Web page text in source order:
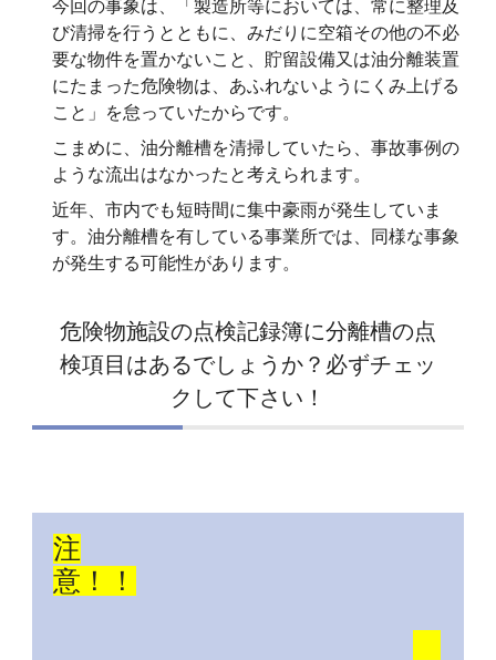
今回の事象は、「製造所等においては、常に整理及
び清掃を行うとともに、みだりに空箱その他の不必
要な物件を置かないこと、貯留設備又は油分離装置
にたまった危険物は、あふれないようにくみ上げる
こと」を怠っていたからです。
こまめに、油分離槽を清掃していたら、事故事例の
ような流出はなかったと考えられます。
近年、市内でも短時間に集中豪雨が発生していま
す。油分離槽を有している事業所では、同様な事象
が発生する可能性があります。
危険物施設の点検記録簿に分離槽の点
検項目はあるでしょうか？必ずチェッ
クして下さい！
注
意！！